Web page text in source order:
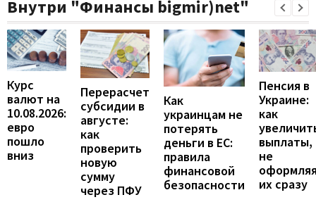
Внутри "Финансы bigmir)net"
Курс
валют на
10.08.2026:
евро
пошло
вниз
Перерасчет
субсидии в
августе:
как
проверить
новую
сумму
через ПФУ
Как
украинцам не
потерять
деньги в ЕС:
правила
финансовой
безопасности
Пенсия в
Украине:
как
выплаты,
не
их сразу